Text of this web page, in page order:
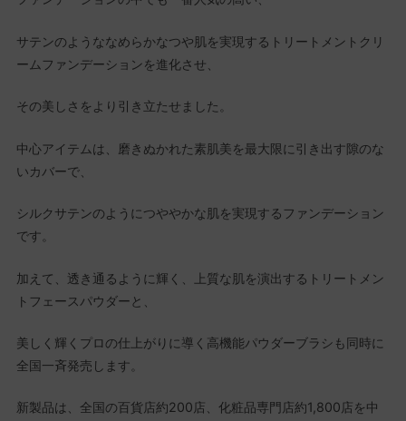
サテンのようななめらかなつや肌を実現するトリートメントクリ
ームファンデーションを進化させ、
その美しさをより引き立たせました。
中心アイテムは、磨きぬかれた素肌美を最大限に引き出す隙のな
いカバーで、
シルクサテンのようにつややかな肌を実現するファンデーション
です。
加えて、透き通るように輝く、上質な肌を演出するトリートメン
トフェースパウダーと、
美しく輝くプロの仕上がりに導く高機能パウダーブラシも同時に
全国一斉発売します。
新製品は、全国の百貨店約200店、化粧品専門店約1,800店を中